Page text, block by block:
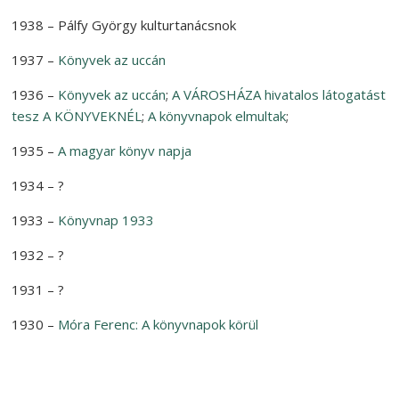
1938 – Pálfy György kulturtanácsnok
1937 – Könyvek az uccán
1936 – Könyvek az uccán;A VÁROSHÁZA hivatalos látogatást
tesz A KÖNYVEKNÉL;A könyvnapok elmultak;
1935 –A magyar könyvnapja
1934 – ?
1933 – Könyvnap 1933
1932 – ?
1931 – ?
1930 – Móra Ferenc:A könyvnapok körül